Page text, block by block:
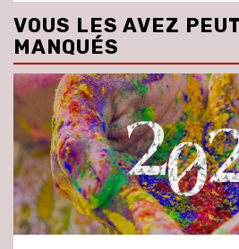
VOUS LES AVEZ
MANQUÉS